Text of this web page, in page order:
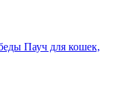
Пауч для кошек,